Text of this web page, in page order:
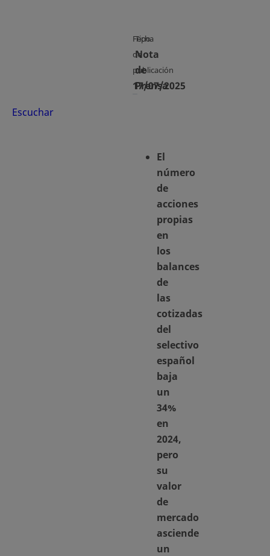
Fecha
de
publicación
17/07/2025
Tipo
Nota
de
Prensa
Escuchar
El
número
de
acciones
propias
en
los
balances
de
las
cotizadas
del
selectivo
español
baja
un
34%
en
2024,
pero
su
valor
de
mercado
asciende
un